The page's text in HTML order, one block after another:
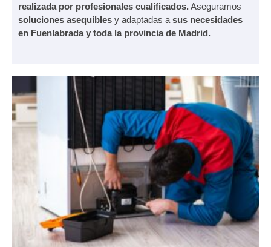
realizada por profesionales cualificados.Aseguramos
soluciones asequibles y adaptadas a sus necesidades
en Fuenlabrada y toda la provincia de Madrid.